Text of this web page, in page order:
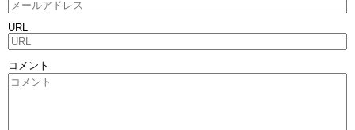
URL
コメント